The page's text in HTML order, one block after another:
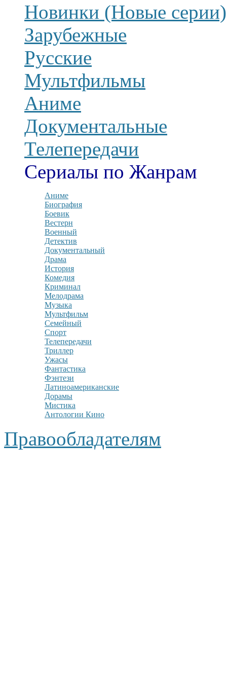
Новинки (Новые серии)
Зарубежные
Русские
Мультфильмы
Аниме
Документальные
Телепередачи
Сериалы по Жанрам
Аниме
Биография
Боевик
Вестерн
Военный
Детектив
Документальный
Драма
История
Комедия
Криминал
Мелодрама
Музыка
Мультфильм
Семейный
Спорт
Телепередачи
Триллер
Ужасы
Фантастика
Фэнтези
Латиноамериканские
Дорамы
Мистика
Антологии Кино
Правообладателям